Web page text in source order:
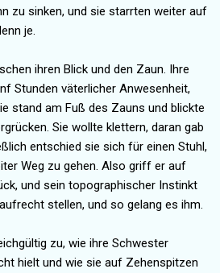
zu sinken, und sie starrten weiter auf
je.
ihren Blick und den Zaun. Ihre
Stunden väterlicher Anwesenheit,
stand am Fuß des Zauns und blickte
Sie wollte klettern, daran gab
entschied sie sich für einen Stuhl,
Weg zu gehen. Also griff er auf
und sein topographischer Instinkt
stellen, und so gelang es ihm.
zu, wie ihre Schwester
hielt und wie sie auf Zehenspitzen